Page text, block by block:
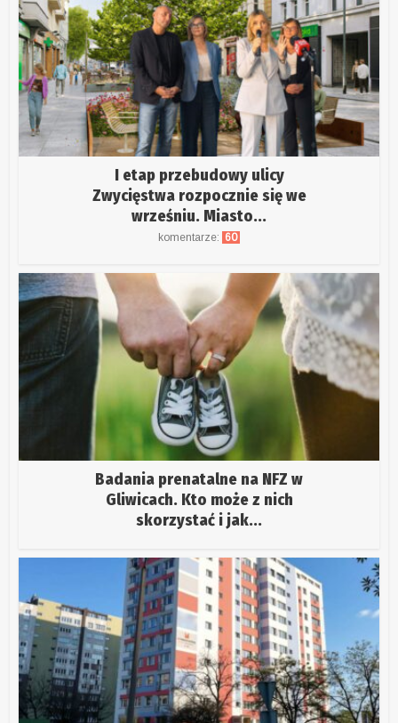
I etap przebudowy ulicy
Zwycięstwa rozpocznie się we
wrześniu. Miasto...
komentarze: 60
Badania prenatalne na NFZ w
Gliwicach. Kto może z nich
skorzystać i jak...